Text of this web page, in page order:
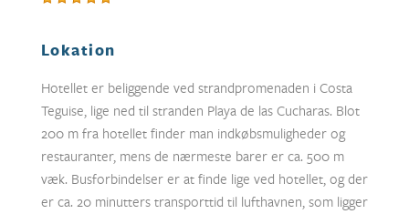
Lokation
Hotellet er beliggende ved strandpromenaden i Costa
Teguise, lige ned til stranden Playa de las Cucharas. Blot
200 m fra hotellet finder man indkøbsmuligheder og
restauranter, mens de nærmeste barer er ca. 500 m
væk. Busforbindelser er at finde lige ved hotellet, og der
er ca. 20 minutters transporttid til lufthavnen, som ligger